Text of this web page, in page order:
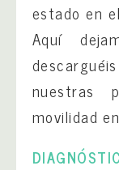
estado en
Aquí
nuestras
movilidad